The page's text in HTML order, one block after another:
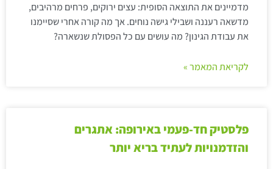
מדמיינים את התוצאה הסופית: עצים ירוקים, פרחים מרהיבים,
מדשאה רעננה ושבילי גישה נוחים. אך מה קורה אחרי שסיימנו
את עבודת הגינון? מה עושים עם כל הפסולת שנשארה?
לקריאת המאמר »
פלסטיק חד-פעמי באירופה: אתגרים
והזדמנויות לעתיד בריא יותר